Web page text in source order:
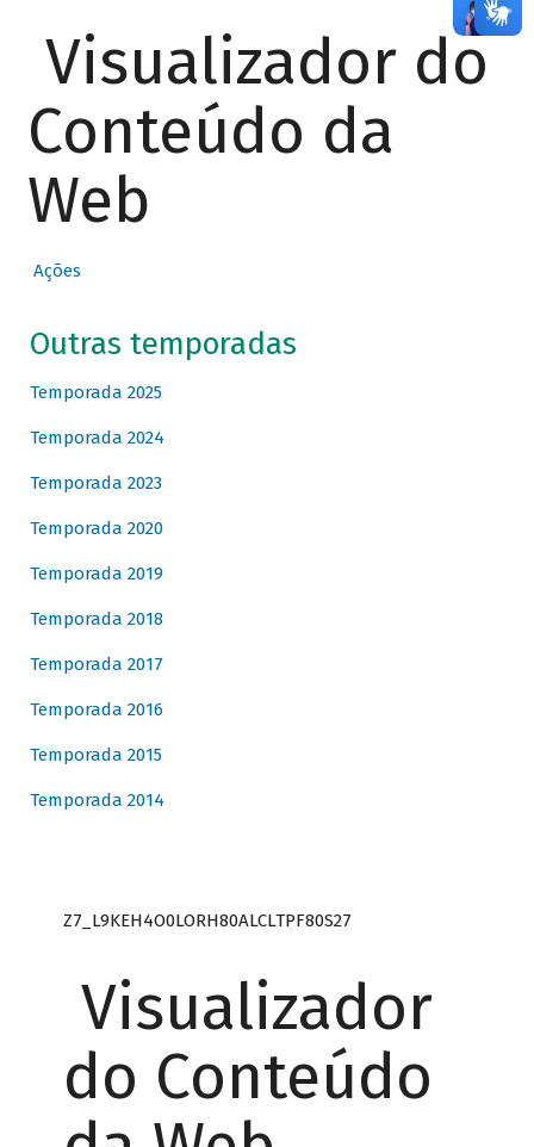
Visualizador do
Conteúdo da
Web
Ações
Outras temporadas
Temporada 2025
Temporada 2024
Temporada 2023
Temporada 2020
Temporada 2019
Temporada 2018
Temporada 2017
Temporada 2016
Temporada 2015
Temporada 2014
Z7_L9KEH4O0LORH80ALCLTPF80S27
Visualizador
do Conteúdo